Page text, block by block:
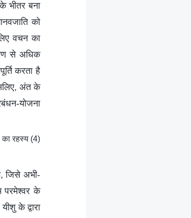
भीतर बना
को
वचन का
से अधिक
करता है
अंत के
योजना
रहस्य (4)
जिसे अभी-
परमेश्वर के
के द्वारा